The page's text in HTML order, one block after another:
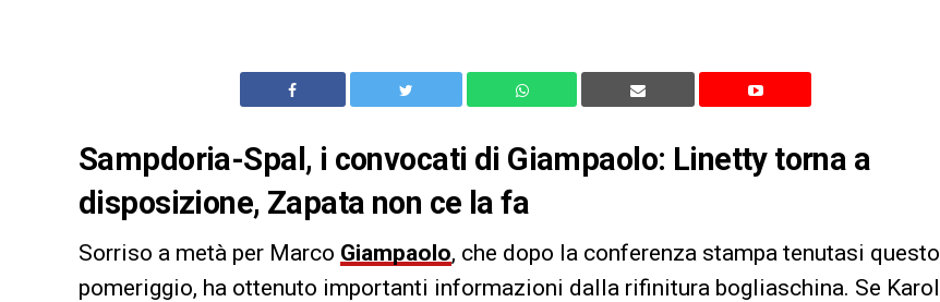
Sampdoria-Spal, i convocati di Giampaolo: Linetty torna a
disposizione, Zapata non ce la fa
Sorriso a metà per Marco Giampaolo, che dopo la conferenza stampa tenutasi questo
pomeriggio, ha ottenuto importanti informazioni dalla rifinitura bogliaschina. Se Karol